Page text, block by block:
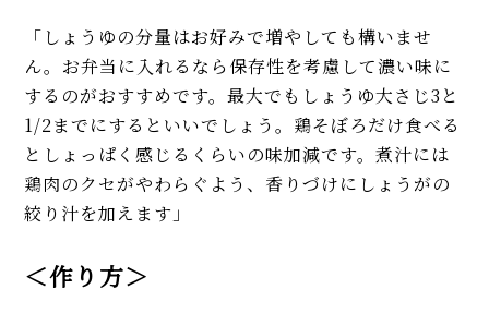
「しょうゆの分量はお好みで増やしても構いませ
ん。お弁当に入れるなら保存性を考慮して濃い味に
するのがおすすめです。最大でもしょうゆ大さじ3と
1/2までにするといいでしょう。鶏そぼろだけ食べる
としょっぱく感じるくらいの味加減です。煮汁には
鶏肉のクセがやわらぐよう、香りづけにしょうがの
絞り汁を加えます」
＜作り方＞